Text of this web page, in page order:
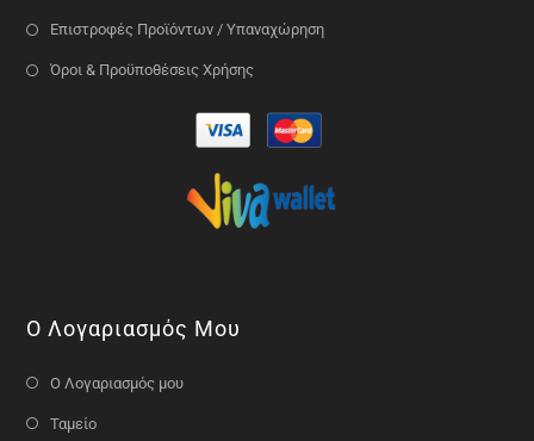
Επιστροφές Προϊόντων / Υπαναχώρηση
Όροι & Προϋποθέσεις Χρήσης
Ο Λογαριασμός Μου
Ο Λογαριασμός μου
Ταμείο